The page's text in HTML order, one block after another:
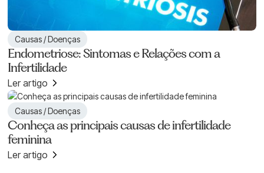
Causas / Doenças
Endometriose: Sintomas e Relações com a
Infertilidade
Ler artigo
Causas / Doenças
Conheça as principais causas de infertilidade
feminina
Ler artigo